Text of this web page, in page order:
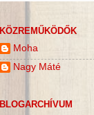
KÖZREMŰKÖDŐK
Moha
Nagy Máté
BLOGARCHÍVUM